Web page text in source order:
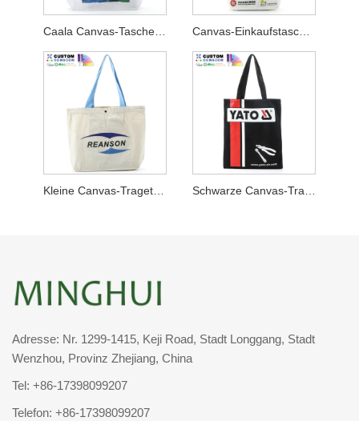
Caala Canvas-Tasche mit Bodenfalte
Kleine Canvas-Tragetasche mit unterem Zwickel und blauem Griff
Adresse: Nr. 1299-1415, Keji Road, Stadt Longgang, Stadt
Wenzhou, Provinz Zhejiang, China
Tel: +86-17398099207
Telefon: +86-17398099207